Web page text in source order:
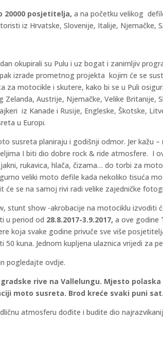
20000 posjetitelja, a na početku velikog
iz Hrvatske, Slovenije, Italije, Njemačke,
okupirali su Pulu i uz bogat i zanimljiv
izrade prometnog projekta kojim će se
za motocikle i skutere, kako bi se u Puli
Austrije, Njemačke, Velike Britanije,
iz Kanade i Rusije, Engleske, Škotske,
u Europi.
susreta planiraju i godišnji odmor. Jer kažu
I biti dio dobre rock & ride atmosfere. I
rukavica, hlača, čizama… do torbi za
veliki moto defile kada nekoliko tisuća
će se na samoj rivi radi velike zajedničke
stunt show -akrobacije na motociklu
u period od 28.8.2017-3.9.2017,a ove godine
koja svake godine privuče sve više
kuna. Jednom kupljena ulaznica vrijedi za
pogledajte ovdje.
rive na Vallelungu. Mjesto
moto susreta. Brod kreće svaki puni sat.
atmosferu dođite i budite dio